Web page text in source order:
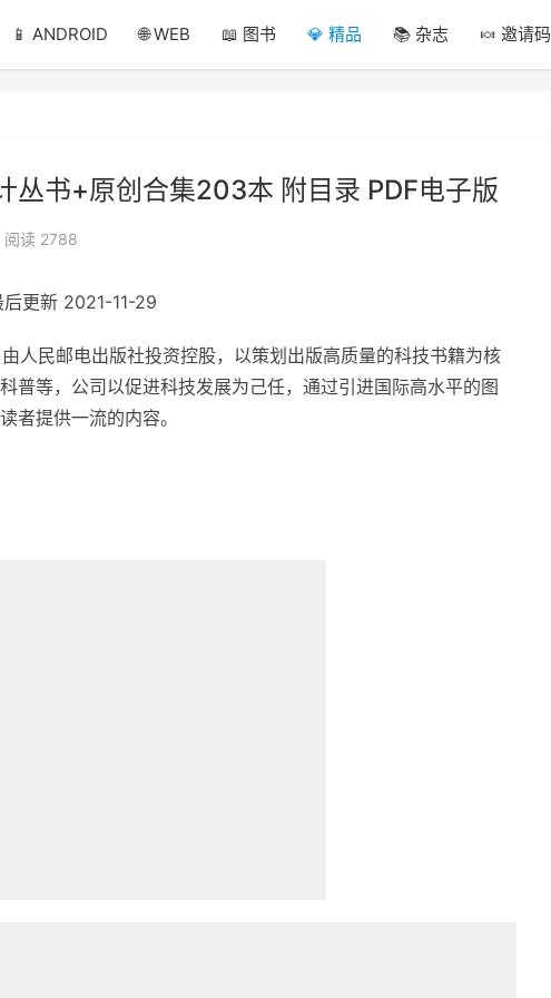
📱 ANDROID 🌐 WEB 📖 图书 💎 精品 📚 杂志 🍬 邀请码
丛书+原创合集203本 附目录 PDF电子版
阅读 2788
后更新 2021-11-29
人民邮电出版社投资控股，以策划出版高质量的科技书籍为核
普等，公司以促进科技发展为己任，通过引进国际高水平的图
者提供一流的内容。